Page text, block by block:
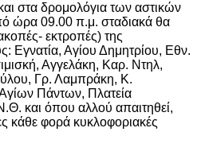
στα δρομολόγια των αστικών
ώρα 09.00 π.μ. σταδιακά θα
εκτροπές) της
Εγνατία, Αγίου Δημητρίου, Εθν.
Αγγελάκη, Καρ. Ντηλ,
Γρ. Λαμπράκη, Κ.
Πάντων, Πλατεία
και όπου αλλού απαιτηθεί,
κάθε φορά κυκλοφοριακές